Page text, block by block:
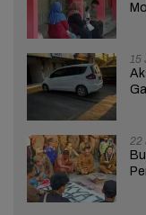
15
22